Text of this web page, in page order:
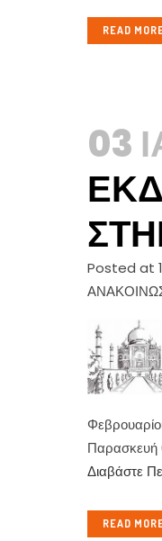
READ
03
Posted at
Παρασκευή
Διαβάστε
READ